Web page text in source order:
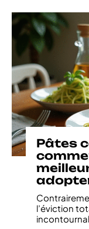
Pâtes
l’éviction